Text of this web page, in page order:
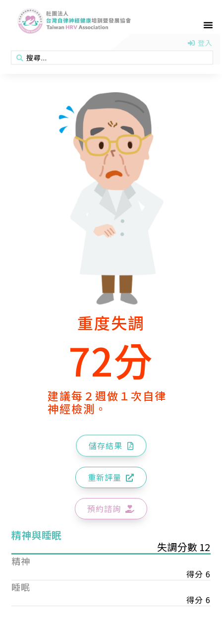
登入
重度失調
72分
建議每２週做１次自律
神經檢測。
儲存結果
重新評量
預約諮詢
精神與睡眠
失調分數 12
精神
得分 6
睡眠
得分 6